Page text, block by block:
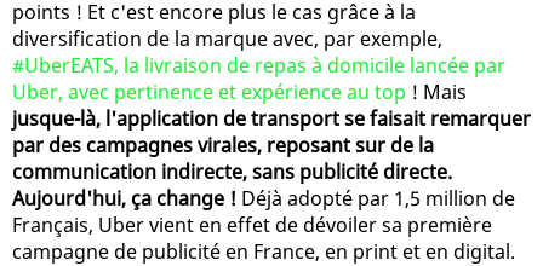
points ! Et c'est encore plus le cas grâce à la
diversification de la marque avec, par exemple,
#UberEATS, la livraison de repas à domicile lancée par
Uber, avec pertinence et expérience au top ! Mais
jusque-là, l'application de transport se faisait remarquer
par des campagnes virales, reposant sur de la
communication indirecte, sans publicité directe.
Aujourd'hui, ça change ! Déjà adopté par 1,5 million de
Français, Uber vient en effet de dévoiler sa première
campagne de publicité en France, en print et en digital.